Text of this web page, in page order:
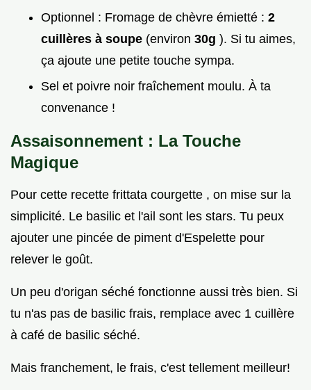
Optionnel : Fromage de chèvre émietté : 2
cuillères à soupe (environ 30g ). Si tu aimes,
ça ajoute une petite touche sympa.
Sel et poivre noir fraîchement moulu. À ta
convenance !
Assaisonnement : La Touche
Magique
Pour cette recette frittata courgette , on mise sur la
simplicité. Le basilic et l'ail sont les stars. Tu peux
ajouter une pincée de piment d'Espelette pour
relever le goût.
Un peu d'origan séché fonctionne aussi très bien. Si
tu n'as pas de basilic frais, remplace avec 1 cuillère
à café de basilic séché.
Mais franchement, le frais, c'est tellement meilleur!